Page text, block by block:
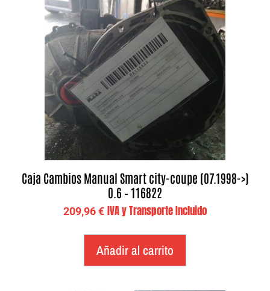
Caja Cambios Manual Smart city-coupe (07.1998->)
0.6 – 116822
209,96€ IVA y Transporte Incluido
Añadir al carrito